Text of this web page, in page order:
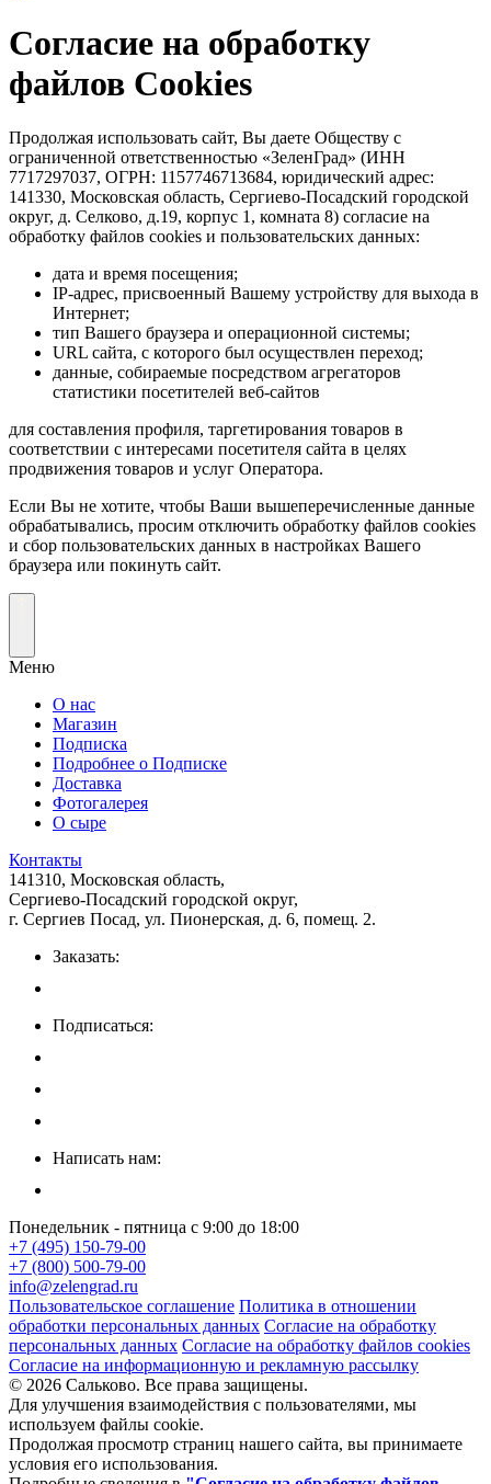
Согласие на обработку
файлов Cookies
Продолжая использовать сайт, Вы даете Обществу с
ограниченной ответственностью «ЗеленГрад» (ИНН
7717297037, ОГРН: 1157746713684, юридический адрес:
141330, Московская область, Сергиево-Посадский городской
округ, д. Селково, д.19, корпус 1, комната 8) согласие на
обработку файлов cookies и пользовательских данных:
дата и время посещения;
IP-адрес, присвоенный Вашему устройству для выхода в
Интернет;
тип Вашего браузера и операционной системы;
URL сайта, с которого был осуществлен переход;
данные, собираемые посредством агрегаторов
статистики посетителей веб-сайтов
для составления профиля, таргетирования товаров в
соответствии с интересами посетителя сайта в целях
продвижения товаров и услуг Оператора.
Если Вы не хотите, чтобы Ваши вышеперечисленные данные
обрабатывались, просим отключить обработку файлов cookies
и сбор пользовательских данных в настройках Вашего
браузера или покинуть сайт.
Меню
О нас
Магазин
Подписка
Подробнее о Подписке
Доставка
Фотогалерея
О сыре
Контакты
141310, Московская область,
Сергиево-Посадский городской округ,
г. Сергиев Посад, ул. Пионерская, д. 6, помещ. 2.
Заказать:
Подписаться:
Написать нам:
Понедельник - пятница с 9:00 до 18:00
+7 (495) 150-79-00
+7 (800) 500-79-00
info@zelengrad.ru
Пользовательское соглашение Политика в отношении
обработки персональных данных Согласие на обработку
персональных данных Согласие на обработку файлов cookies
Согласие на информационную и рекламную рассылку
© 2026 Сальково. Все права защищены.
Для улучшения взаимодействия с пользователями, мы
используем файлы cookie.
Продолжая просмотр страниц нашего сайта, вы принимаете
условия его использования.